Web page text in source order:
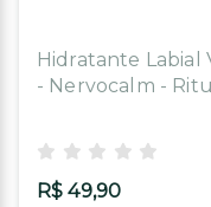
Hidratante Labial
- Nervocalm -
R$ 49,90